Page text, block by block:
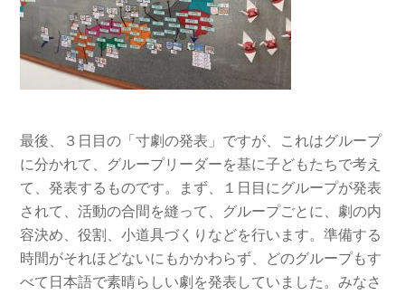
最後、３日目の「寸劇の発表」ですが、これはグループ
に分かれて、グループリーダーを基に子どもたちで考え
て、発表するものです。まず、１日目にグループが発表
されて、活動の合間を縫って、グループごとに、劇の内
容決め、役割、小道具づくりなどを行います。準備する
時間がそれほどないにもかかわらず、どのグループもす
べて日本語で素晴らしい劇を発表していました。みなさ